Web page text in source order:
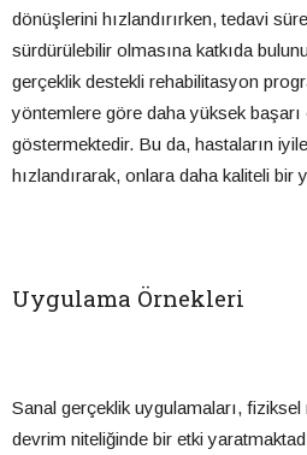
dönüşlerini hızlandırırken, tedavi
sürdürülebilir olmasına katkıda
gerçeklik destekli rehabilitasyon
yöntemlere göre daha yüksek başarı
göstermektedir. Bu da, hastaların
hızlandırarak, onlara daha kaliteli bir
Uygulama Örnekleri
Sanal gerçeklik uygulamaları,
devrim niteliğinde bir etki